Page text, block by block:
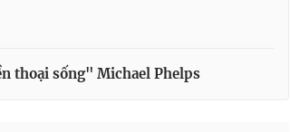
thoại sống" Michael Phelps